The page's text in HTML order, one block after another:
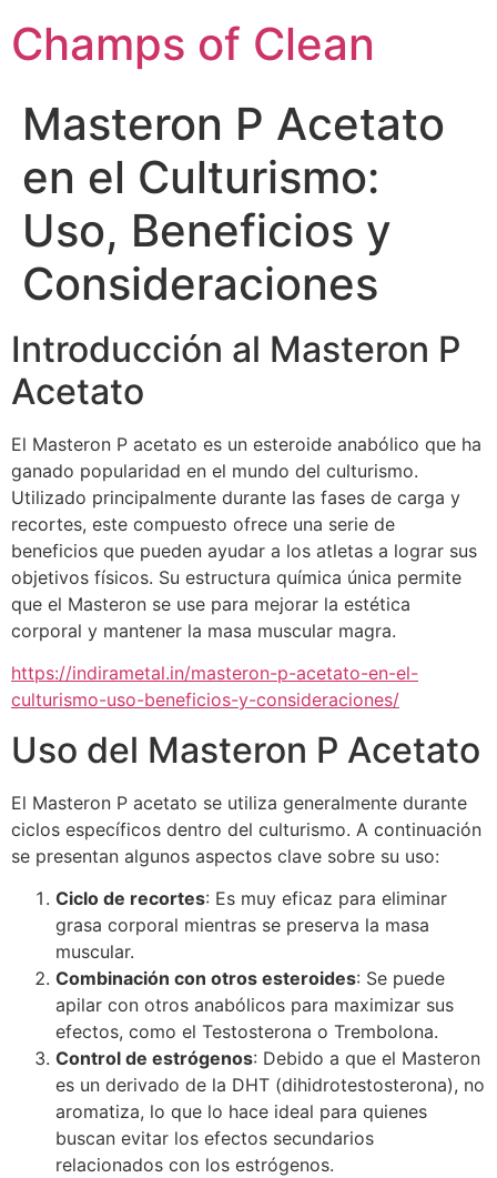
Champs of Clean
Masteron P Acetato
en el Culturismo:
Uso, Beneficios y
Consideraciones
Introducción al Masteron P
Acetato
El Masteron P acetato es un esteroide anabólico que ha
ganado popularidad en el mundo del culturismo.
Utilizado principalmente durante las fases de carga y
recortes, este compuesto ofrece una serie de
beneficios que pueden ayudar a los atletas a lograr sus
objetivos físicos. Su estructura química única permite
que el Masteron se use para mejorar la estética
corporal y mantener la masa muscular magra.
https://indirametal.in/masteron-p-acetato-en-el-
culturismo-uso-beneficios-y-consideraciones/
Uso del Masteron P Acetato
El Masteron P acetato se utiliza generalmente durante
ciclos específicos dentro del culturismo. A continuación
se presentan algunos aspectos clave sobre su uso:
Ciclo de recortes: Es muy eficaz para eliminar
grasa corporal mientras se preserva la masa
muscular.
Combinación con otros esteroides: Se puede
apilar con otros anabólicos para maximizar sus
efectos, como el Testosterona o Trembolona.
Control de estrógenos: Debido a que el Masteron
es un derivado de la DHT (dihidrotestosterona), no
aromatiza, lo que lo hace ideal para quienes
buscan evitar los efectos secundarios
relacionados con los estrógenos.